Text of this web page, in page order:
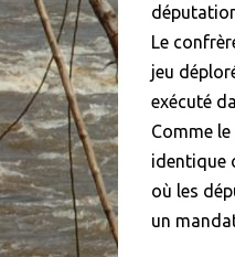
Le
jeu
exécuté
Comme
identique
où les
un